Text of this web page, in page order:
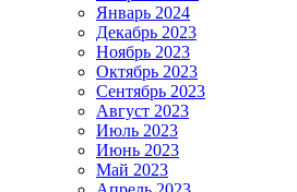
Январь 2024
Декабрь 2023
Ноябрь 2023
Октябрь 2023
Сентябрь 2023
Август 2023
Июль 2023
Июнь 2023
Май 2023